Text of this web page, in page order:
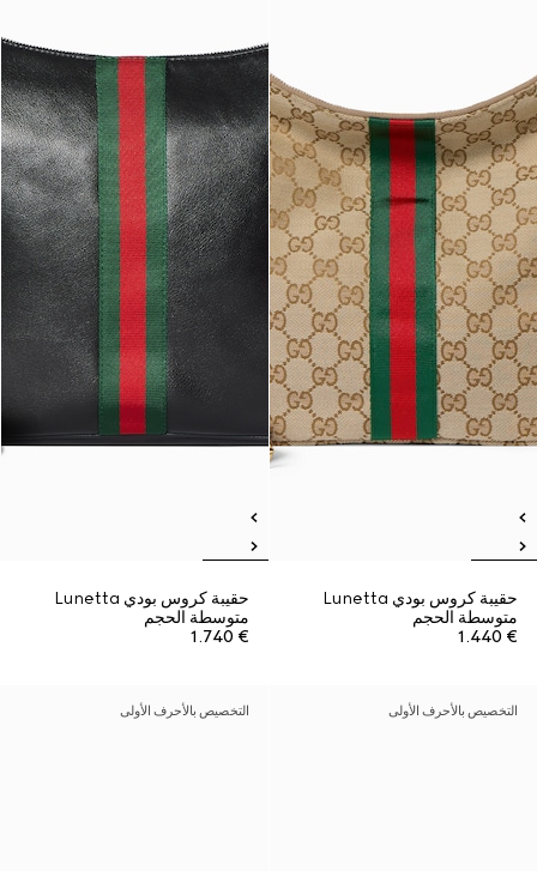
حقيبة كروس بودي Lunetta
متوسطة الحجم
€ 1.440
حقيبة كروس بودي Lunetta
متوسطة الحجم
€ 1.740
التخصيص بالأحرف الأولى التخصيص بالأحرف الأولى